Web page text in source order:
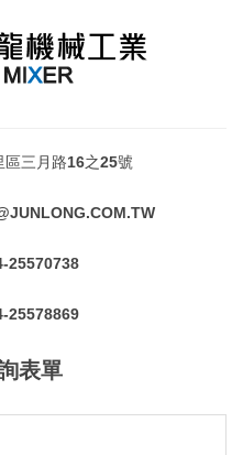
三月路16之25號
25570738
25578869
表單